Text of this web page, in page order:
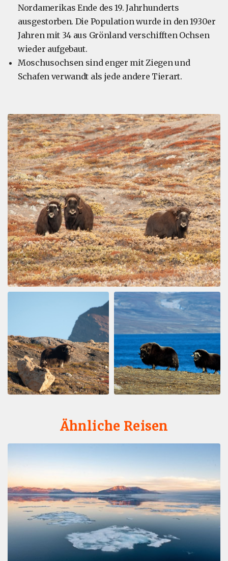
Nordamerikas Ende des 19. Jahrhunderts
ausgestorben. Die Population wurde in den 1930er
Jahren mit 34 aus Grönland verschifften Ochsen
wieder aufgebaut.
Moschusochsen sind enger mit Ziegen und
Schafen verwandt als jede andere Tierart.
Ähnliche Reisen